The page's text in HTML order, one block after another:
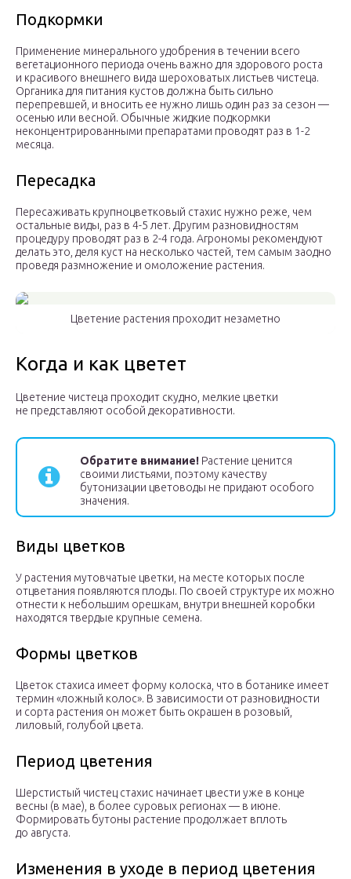
Подкормки
Применение минерального удобрения в течении всего
вегетационного периода очень важно для здорового роста
и красивого внешнего вида шероховатых листьев чистеца.
Органика для питания кустов должна быть сильно
перепревшей, и вносить ее нужно лишь один раз за сезон —
осенью или весной. Обычные жидкие подкормки
неконцентрированными препаратами проводят раз в 1-2
месяца.
Пересадка
Пересаживать крупноцветковый стахис нужно реже, чем
остальные виды, раз в 4-5 лет. Другим разновидностям
процедуру проводят раз в 2-4 года. Агрономы рекомендуют
делать это, деля куст на несколько частей, тем самым заодно
проведя размножение и омоложение растения.
Цветение растения проходит незаметно
Когда и как цветет
Цветение чистеца проходит скудно, мелкие цветки
не представляют особой декоративности.
Обратите внимание! Растение ценится
своими листьями, поэтому качеству
бутонизации цветоводы не придают особого
значения.
Виды цветков
У растения мутовчатые цветки, на месте которых после
отцветания появляются плоды. По своей структуре их можно
отнести к небольшим орешкам, внутри внешней коробки
находятся твердые крупные семена.
Формы цветков
Цветок стахиса имеет форму колоска, что в ботанике имеет
термин «ложный колос». В зависимости от разновидности
и сорта растения он может быть окрашен в розовый,
лиловый, голубой цвета.
Период цветения
Шерстистый чистец стахис начинает цвести уже в конце
весны (в мае), в более суровых регионах — в июне.
Формировать бутоны растение продолжает вплоть
до августа.
Изменения в уходе в период цветения